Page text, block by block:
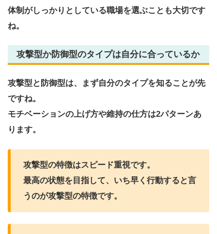
体制がしっかりとしている職場を選ぶことも大切です
ね。
攻撃型か防御型のタイプは自分に合っているか
攻撃型と防御型は、まず自分のタイプを知ることが先
ですね。
モチベーションの上げ方や維持の仕方は2パターンあ
ります。
攻撃型の特徴はスピード重視です。
最高の状態を目指して、いち早く行動すると言
うのが攻撃型の特徴です。